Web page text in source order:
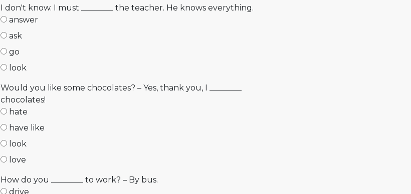
I don't know. I must ________ the teacher. He knows everything.
answer
ask
go
look
Would you like some chocolates? – Yes, thank you, I ________
chocolates!
hate
have like
look
love
How do you ________ to work? – By bus.
drive